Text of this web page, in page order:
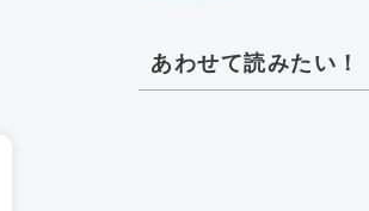
あわせて読みたい！